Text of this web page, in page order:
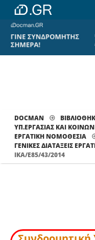
DOCMAN
ΥΠ.ΕΡΓΑΣΙΑΣ ΚΑΙ
ΕΡΓΑΤΙΚΗ ΝΟΜΟΘΕΣΙΑ
ΓΕΝΙΚΈΣ ΔΙΑΤΆΞΕΙΣ
ΙΚΑ/Ε85/43/2014